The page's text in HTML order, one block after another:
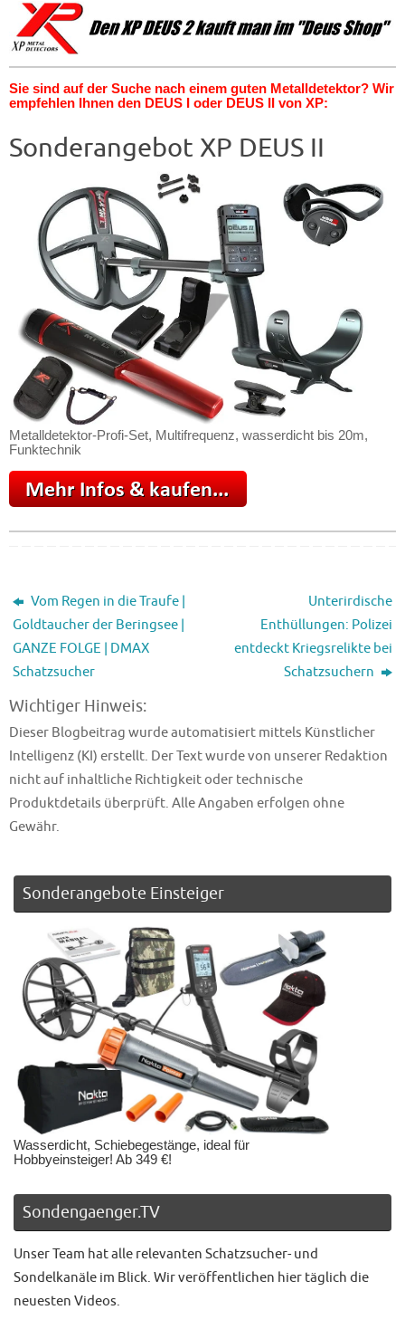
Sie sind auf der Suche nach einem guten Metalldetektor? Wir
empfehlen Ihnen den DEUS I oder DEUS II von XP:
Sonderangebot XP DEUS II
Metalldetektor-Profi-Set, Multifrequenz, wasserdicht bis 20m,
Funktechnik
Vom Regen in die Traufe |
Goldtaucher der Beringsee |
GANZE FOLGE | DMAX
Schatzsucher
Unterirdische
Enthüllungen: Polizei
entdeckt Kriegsrelikte bei
Schatzsuchern
Wichtiger Hinweis:
Dieser Blogbeitrag wurde automatisiert mittels Künstlicher
Intelligenz (KI) erstellt. Der Text wurde von unserer Redaktion
nicht auf inhaltliche Richtigkeit oder technische
Produktdetails überprüft. Alle Angaben erfolgen ohne
Gewähr.
Sonderangebote Einsteiger
Wasserdicht, Schiebegestänge, ideal für
Hobbyeinsteiger! Ab 349 €!
Sondengaenger.TV
Unser Team hat alle relevanten Schatzsucher- und
Sondelkanäle im Blick. Wir veröffentlichen hier täglich die
neuesten Videos.